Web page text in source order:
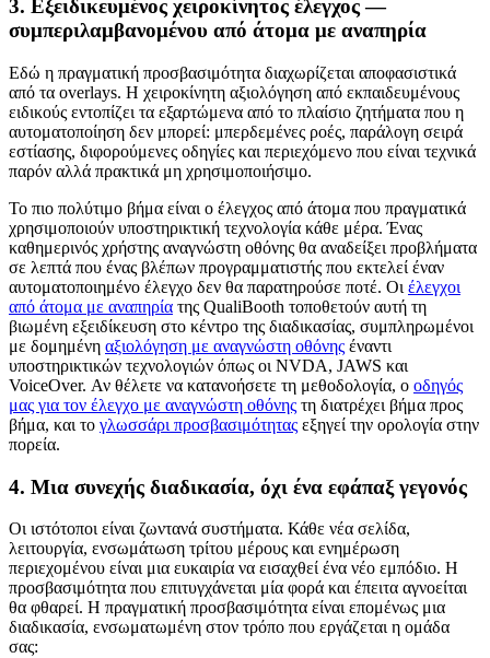
3. Εξειδικευμένος χειροκίνητος έλεγχος —
συμπεριλαμβανομένου από άτομα με αναπηρία
Εδώ η πραγματική προσβασιμότητα διαχωρίζεται αποφασιστικά
από τα overlays. Η χειροκίνητη αξιολόγηση από εκπαιδευμένους
ειδικούς εντοπίζει τα εξαρτώμενα από το πλαίσιο ζητήματα που η
αυτοματοποίηση δεν μπορεί: μπερδεμένες ροές, παράλογη σειρά
εστίασης, διφορούμενες οδηγίες και περιεχόμενο που είναι τεχνικά
παρόν αλλά πρακτικά μη χρησιμοποιήσιμο.
Το πιο πολύτιμο βήμα είναι ο έλεγχος από άτομα που πραγματικά
χρησιμοποιούν υποστηρικτική τεχνολογία κάθε μέρα. Ένας
καθημερινός χρήστης αναγνώστη οθόνης θα αναδείξει προβλήματα
σε λεπτά που ένας βλέπων προγραμματιστής που εκτελεί έναν
αυτοματοποιημένο έλεγχο δεν θα παρατηρούσε ποτέ. Οι έλεγχοι
από άτομα με αναπηρία της QualiBooth τοποθετούν αυτή τη
βιωμένη εξειδίκευση στο κέντρο της διαδικασίας, συμπληρωμένοι
με δομημένη αξιολόγηση με αναγνώστη οθόνης έναντι
υποστηρικτικών τεχνολογιών όπως οι NVDA, JAWS και
VoiceOver. Αν θέλετε να κατανοήσετε τη μεθοδολογία, ο οδηγός
μας για τον έλεγχο με αναγνώστη οθόνης τη διατρέχει βήμα προς
βήμα, και το γλωσσάρι προσβασιμότητας εξηγεί την ορολογία στην
πορεία.
4. Μια συνεχής διαδικασία, όχι ένα εφάπαξ γεγονός
Οι ιστότοποι είναι ζωντανά συστήματα. Κάθε νέα σελίδα,
λειτουργία, ενσωμάτωση τρίτου μέρους και ενημέρωση
περιεχομένου είναι μια ευκαιρία να εισαχθεί ένα νέο εμπόδιο. Η
προσβασιμότητα που επιτυγχάνεται μία φορά και έπειτα αγνοείται
θα φθαρεί. Η πραγματική προσβασιμότητα είναι επομένως μια
διαδικασία, ενσωματωμένη στον τρόπο που εργάζεται η ομάδα
σας: